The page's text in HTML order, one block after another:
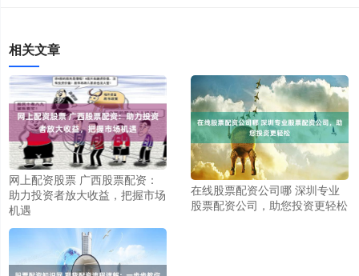
相关文章
网上配资股票 广西股票配资：
助力投资者放大收益，把握市场
机遇
在线股票配资公司哪 深圳专业
股票配资公司，助您投资更轻松